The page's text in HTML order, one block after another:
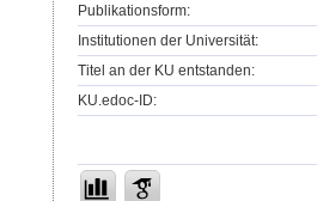
Publikationsform:
Institutionen der Universität:
Titel an der KU entstanden:
KU.edoc-ID: